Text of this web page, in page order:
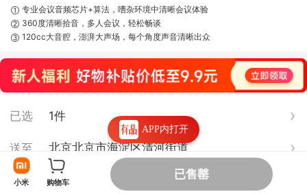
专业会议音频芯片+算法，嘈杂环境中清晰会议体验
360度清晰拾音，多人会议，轻松畅谈
120cc大音腔，澎湃大声场，每个角度声音清晰出众
1件
北京北京市海淀区清河街道
无货
小米 购物车
已售罄
APP内打开